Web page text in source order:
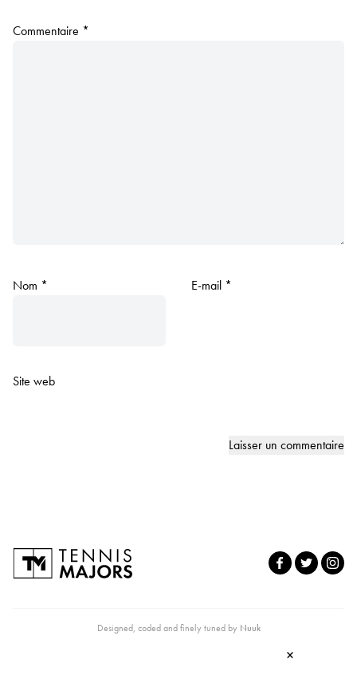
Commentaire *
Nom * E-mail *
Site web
Designed, coded and finely tuned by Nuuk
×